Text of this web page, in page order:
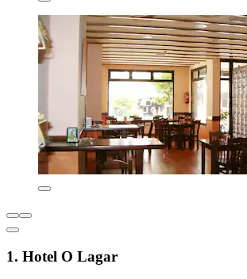
1. Hotel O Lagar